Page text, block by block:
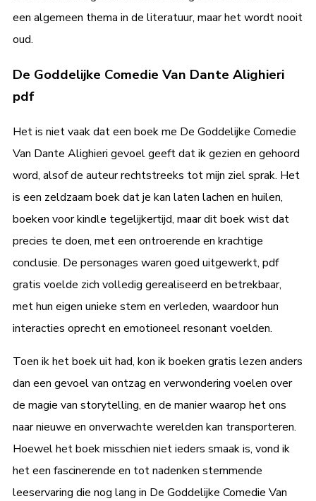
een algemeen thema in de literatuur, maar het wordt nooit
oud.
De Goddelijke Comedie Van Dante Alighieri
pdf
Het is niet vaak dat een boek me De Goddelijke Comedie
Van Dante Alighieri gevoel geeft dat ik gezien en gehoord
word, alsof de auteur rechtstreeks tot mijn ziel sprak. Het
is een zeldzaam boek dat je kan laten lachen en huilen,
boeken voor kindle tegelijkertijd, maar dit boek wist dat
precies te doen, met een ontroerende en krachtige
conclusie. De personages waren goed uitgewerkt, pdf
gratis voelde zich volledig gerealiseerd en betrekbaar,
met hun eigen unieke stem en verleden, waardoor hun
interacties oprecht en emotioneel resonant voelden.
Toen ik het boek uit had, kon ik boeken gratis lezen anders
dan een gevoel van ontzag en verwondering voelen over
de magie van storytelling, en de manier waarop het ons
naar nieuwe en onverwachte werelden kan transporteren.
Hoewel het boek misschien niet ieders smaak is, vond ik
het een fascinerende en tot nadenken stemmende
leeservaring die nog lang in De Goddelijke Comedie Van